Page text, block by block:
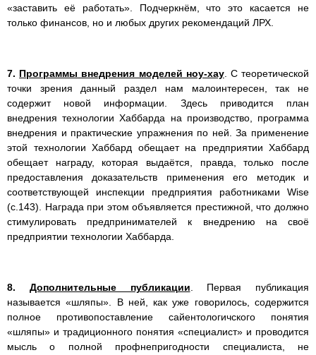
«заставить её работать». Подчеркнём, что это касается не
только финансов, но и любых других рекомендаций ЛРХ.
7. Программы внедрения моделей ноу-хау. С теоретической
точки зрения данный раздел нам малоинтересен, так не
содержит новой информации. Здесь приводится план
внедрения технологии Хаббарда на производство, программа
внедрения и практические упражнения по ней. За применение
этой технологии Хаббард обещает на предприятии Хаббард
обещает награду, которая выдаётся, правда, только после
предоставления доказательств применения его методик и
соответствующей инспекции предприятия работниками Wise
(с.143). Награда при этом объявляется престижной, что должно
стимулировать предпринимателей к внедрению на своё
предприятии технологии Хаббарда.
8. Дополнительные публикации . Первая публикация
называется «шляпы». В ней, как уже говорилось, содержится
полное противопоставление сайентологичского понятия
«шляпы» и традиционного понятия «специалист» и проводится
мысль о полной профнепригодности специалиста, не